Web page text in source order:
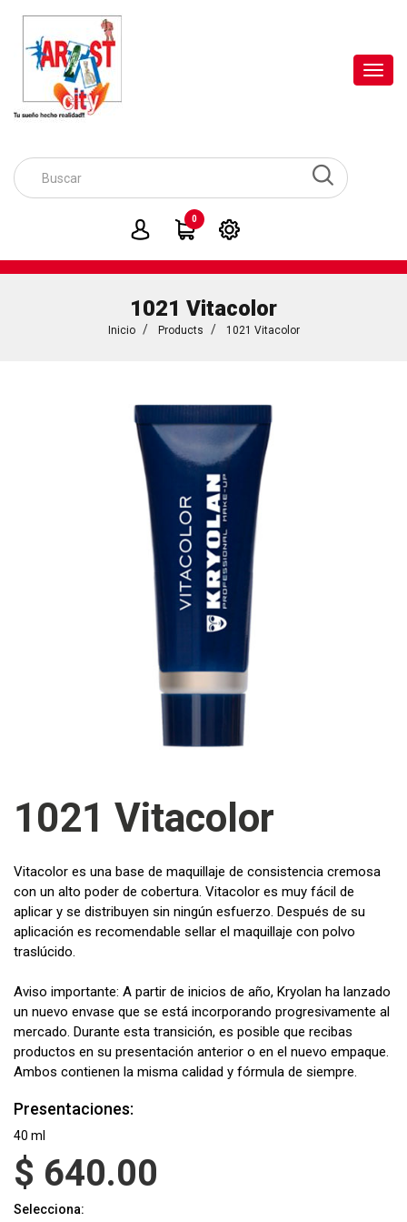
0
1021 Vitacolor
Inicio Products 1021 Vitacolor
1021 Vitacolor
Vitacolor es una base de maquillaje de consistencia cremosa
con un alto poder de cobertura. Vitacolor es muy fácil de
aplicar y se distribuyen sin ningún esfuerzo. Después de su
aplicación es recomendable sellar el maquillaje con polvo
traslúcido.
Aviso importante: A partir de inicios de año, Kryolan ha lanzado
un nuevo envase que se está incorporando progresivamente al
mercado. Durante esta transición, es posible que recibas
productos en su presentación anterior o en el nuevo empaque.
Ambos contienen la misma calidad y fórmula de siempre.
Presentaciones:
40 ml
$ 640.00
Selecciona: